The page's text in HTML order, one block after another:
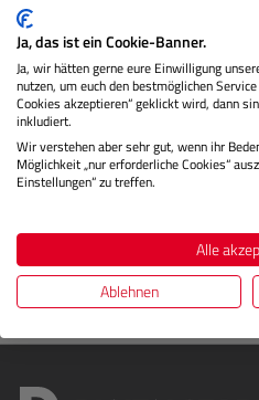
Beschreibung
Mit dem Videoneiger VA-5 wird
optimalen Videostativ. Diese
mit einem Videonei…Mehr
Bewertungen
Ja, das ist ein Cookie-Banner.
Ja, wir hätten gerne eure Einwilligung
nutzen, um euch den bestmöglichen
Cookies akzeptieren“ geklickt wird, dann
inkludiert.
Wir verstehen aber sehr gut, wenn ihr
Möglichkeit „nur erforderliche Cookies“
Einstellungen“ zu treffen.
Alle
Ablehnen